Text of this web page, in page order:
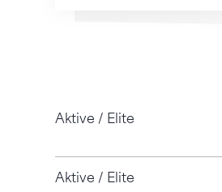
Aktive / Elite
Aktive / Elite